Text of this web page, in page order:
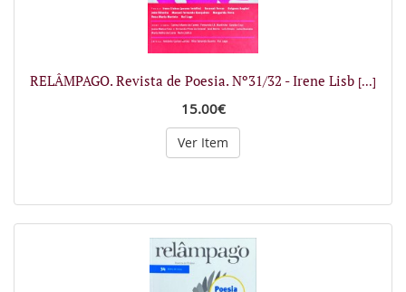
RELÂMPAGO. Revista de Poesia. Nº31/32 - Irene Lisb [...]
15.00€
Ver Item